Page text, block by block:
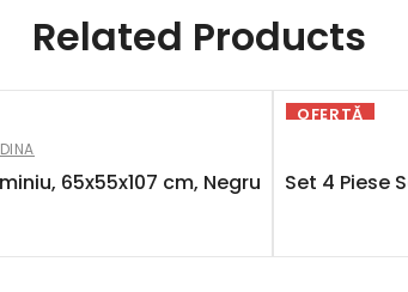
Related Products
65x55x107 cm, Negru
OFERTĂ
Set 4 Piese